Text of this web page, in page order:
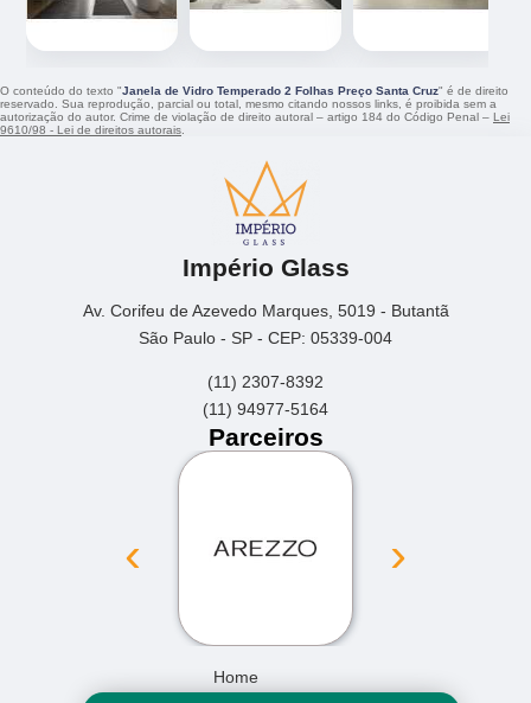
O conteúdo do texto "Janela de Vidro Temperado 2 Folhas Preço Santa Cruz" é de direito
reservado. Sua reprodução, parcial ou total, mesmo citando nossos links, é proibida sem a
autorização do autor. Crime de violação de direito autoral – artigo 184 do Código Penal – Lei
9610/98 - Lei de direitos autorais.
Império Glass
Av. Corifeu de Azevedo Marques, 5019 - Butantã
São Paulo - SP - CEP: 05339-004
(11) 2307-8392
(11) 94977-5164
Parceiros
‹ ›
Home